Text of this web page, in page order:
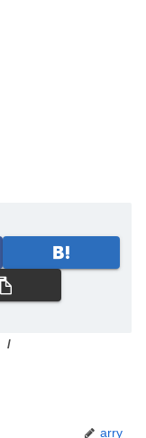
arry